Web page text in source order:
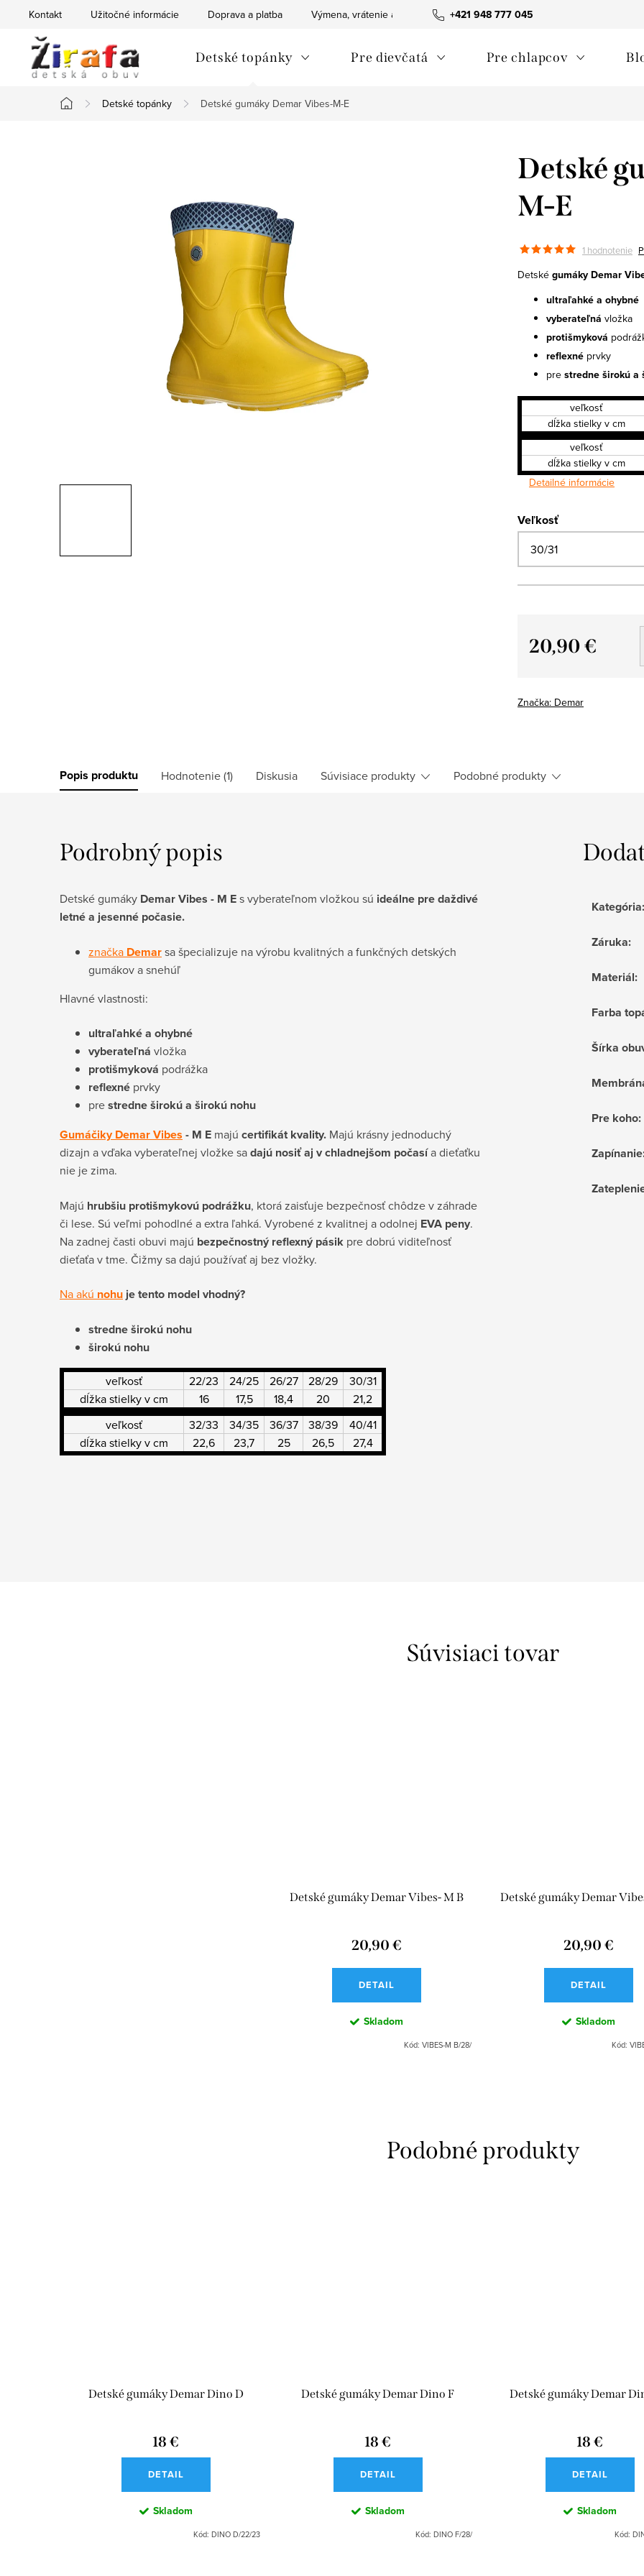
+421 948 777 045
Kontakt Užitočné informácie Doprava a platba Výmena, vrátenie a reklamácie tovaru Ako nakupovať
Detské topánky Pre dievčatá Pre chlapcov
Domov
Detské topánky Detské gumáky Demar Vibes-M-E
Detské
M-E
1 hodnotenie
Detské gumáky Demar
ultraľahké a ohybné
vyberateľná vložka
protišmyková
reflexné prvky
pre stredne širokú a
veľkosť
dĺžka stielky v cm
veľkosť
dĺžka stielky v cm
Detailné informácie
Veľkosť
20,90 €
Značka: Demar
Popis produktu Hodnotenie (1) Diskusia Súvisiace produkty Podobné produkty
Podrobný popis
Detské gumáky Demar Vibes - M Es vyberateľnom vložkou sú ideálne pre daždivé
letné a jesenné počasie.
značka Demarsa špecializuje na výrobu kvalitných a funkčných detských
gumákov a snehúľ
Hlavné vlastnosti:
ultraľahké a ohybné
vyberateľná vložka
protišmyková podrážka
reflexné prvky
prestredne širokú a širokú nohu
Gumáčiky Demar Vibes - M E majú certifikát kvality. Majú krásny jednoduchý
dizajn a vďaka vyberateľnej vložke sadajú nosiť aj v chladnejšom počasía dieťaťku
nie je zima.
Majú hrubšiu protišmykovú podrážku, ktorá zaisťuje bezpečnosť chôdze v záhrade
či lese. Sú veľmi pohodlné a extra ľahká. Vyrobené z kvalitnej a odolnej EVA peny.
Na zadnej časti obuvi majú bezpečnostný reflexný pásik pre dobrú viditeľnosť
dieťaťa v tme. Čižmy sa dajú používať aj bez vložky.
Na akú nohuje tento model vhodný?
stredne širokú nohu
širokú nohu
veľkosť 22/23 24/25 26/27 28/29
30/31
dĺžka stielky v cm
16 17,5 18,4 20
21,2
veľkosť
32/33 34/35 36/37 38/39
40/41
dĺžka stielky v cm
22,6 23,7 25 26,5 27,4
Kategória:
Záruka:
Materiál:
Farba
Šírka
Pre koho:
Zapínanie
Súvisiaci tovar
Detské gumáky Demar Vibes- M B
20,90 €
DETAIL
Skladom
Kód: VIBES-M B/28/
Detské gumáky Demar
20,90 €
DETAIL
Skladom
Kód:
Detské gumáky Demar Dino D
18 €
DETAIL
Skladom
Kód: DINO D/22/23
Detské gumáky Demar Dino F
18 €
DETAIL
Skladom
Kód: DINO F/28/
Detské gumáky Demar
18 €
DETAIL
Skladom
Kód: